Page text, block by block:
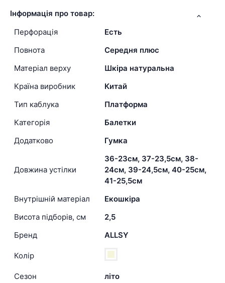
Інформація про товар:
Перфорація
Есть
Повнота
Середня плюс
Матеріал верху
Шкіра натуральна
Країна виробник
Китай
Тип каблука
Платформа
Категорія
Балетки
Додатково
Гумка
Довжина устілки
36-23см, 37-23,5см, 38-
24см, 39-24,5см, 40-25см,
41-25,5см
Внутрішній матеріал
Екошкіра
Висота підборів, см
2,5
Бренд
ALLSY
Колір
Сезон літо